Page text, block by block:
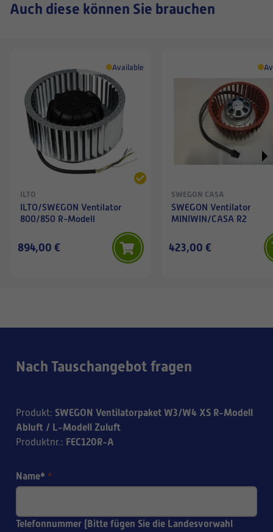
Auch diese können Sie brauchen
Available
ILTO
ILTO/SWEGON Ventilator
800/850 R-Modell
894,00 €
SWEGON CASA
SWEGON Ventilator
MINIWIN/CASA R2
423,00 €
Nach Tauschangebot fragen
Produkt: SWEGON Ventilatorpaket W3/W4 XS R-Modell
Abluft / L-Modell Zuluft
Produktnr.: FEC120R-A
Name* *
Telefonnummer (Bitte fügen Sie die Landesvorwahl